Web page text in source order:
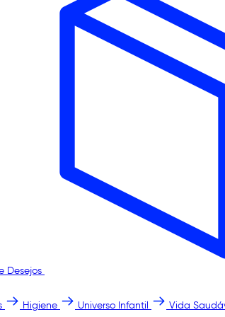
Desejos
Higiene Universo Infantil Vida